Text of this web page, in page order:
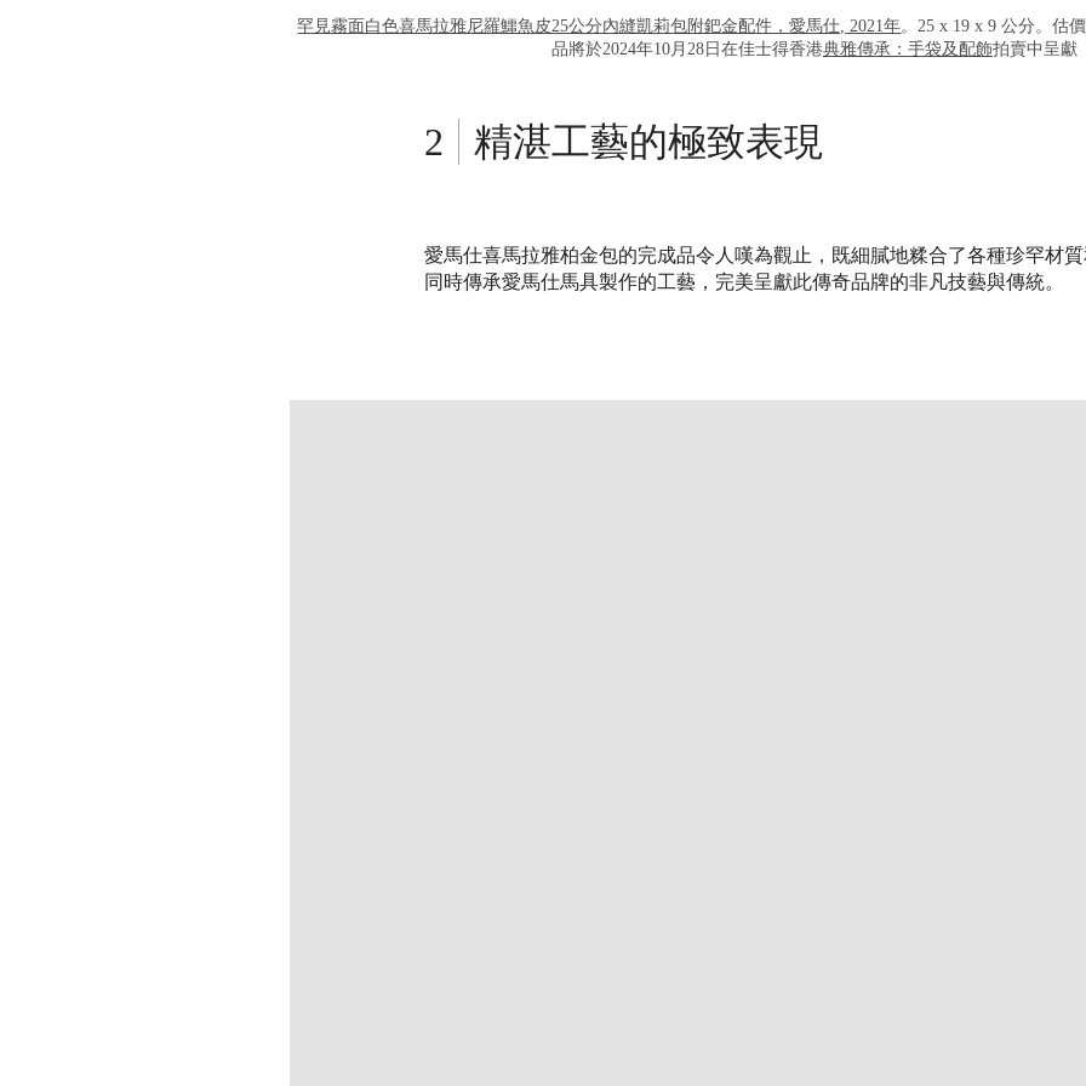
罕見霧面白色喜馬拉雅尼羅鱷魚皮25公分內縫凱莉包附鈀金配件，愛馬仕, 2021年。25 x 19 x 9 公分。估
品將於2024年10月28日在佳士得香港典雅傳承：手袋及配飾拍賣中呈獻
精湛工藝的極致表現
愛馬仕喜馬拉雅柏金包的完成品令人嘆為觀止，既細膩地糅合了各種珍罕材質
同時傳承愛馬仕馬具製作的工藝，完美呈獻此傳奇品牌的非凡技藝與傳統。